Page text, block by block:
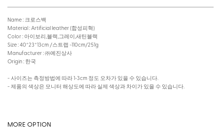
Name : 크로스백
Material : Artificial leather (합성피혁)
Color : 아이보리,블랙,그레이,새틴블랙
Size : 40*23*13cm /스트랩 ~110cm/251g
Manufacturer : ㈜예진상사
Origin : 한국
- 사이즈는 측정방법에 따라 1~3cm 정도 오차가 있을 수 있습니다.
- 제품의 색상은 모니터 해상도에 따라 실제 색상과 차이가 있을 수 있습니다.
MORE OPTION